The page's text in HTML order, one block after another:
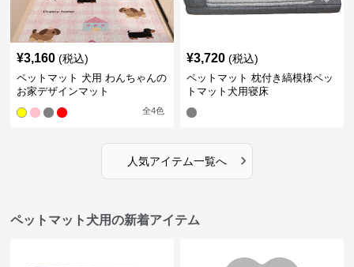
¥3,160 (税込)
ペットマット 犬用 わんちゃんの
お家デザインマット
全4色
¥3,720 (税込)
ペットマット 枕付き縞模様ペッ
トマット犬用寝床
人気アイテム一覧へ ›
ペットマット犬用の新着アイテム